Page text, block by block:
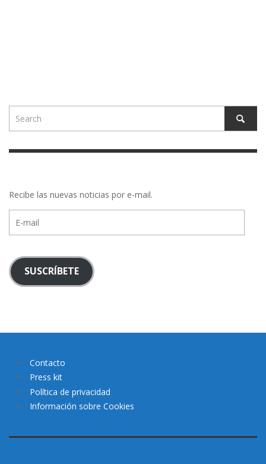
Recibe las nuevas noticias por e-mail.
mail
SUSCRÍBETE
Contacto
Press kit
Política de privacidad
Información sobre Cookies